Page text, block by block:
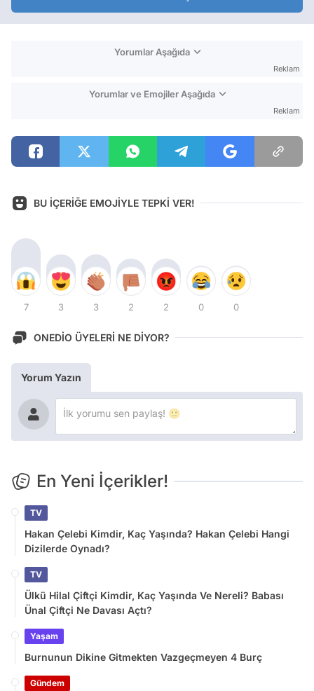
Yorumlar Aşağıda
Reklam
Yorumlar ve Emojiler Aşağıda
Reklam
BU İÇERİĞE EMOJİYLE TEPKİ VER!
7 3 3 2 2 0 0
ONEDİO ÜYELERİ NE DİYOR?
Yorum Yazın
En Yeni İçerikler!
TV
Hakan Çelebi Kimdir, Kaç Yaşında? Hakan Çelebi Hangi
Dizilerde Oynadı?
TV
Ülkü Hilal Çiftçi Kimdir, Kaç Yaşında Ve Nereli? Babası
Ünal Çiftçi Ne Davası Açtı?
Yaşam
Burnunun Dikine Gitmekten Vazgeçmeyen 4 Burç
Gündem